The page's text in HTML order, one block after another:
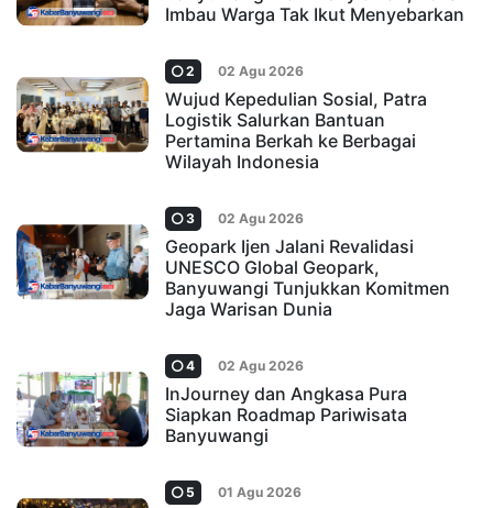
Imbau Warga Tak Ikut Menyebarkan
2 02 Agu 2026
Wujud Kepedulian Sosial, Patra
Logistik Salurkan Bantuan
Pertamina Berkah ke Berbagai
Wilayah Indonesia
3 02 Agu 2026
Geopark Ijen Jalani Revalidasi
UNESCO Global Geopark,
Banyuwangi Tunjukkan Komitmen
Jaga Warisan Dunia
4 02 Agu 2026
InJourney dan Angkasa Pura
Siapkan Roadmap Pariwisata
Banyuwangi
5 01 Agu 2026